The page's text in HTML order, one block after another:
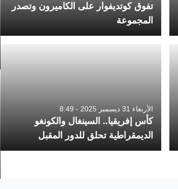
تفوق كوتديفوار على الكاميرون وتصدر
المجموعة
الأربعاء 31 ديسمبر 2025 - 8:49
كأس إفريقيا.. السينغال والكونغو
الديمقراطية تحلق للدور المقبل